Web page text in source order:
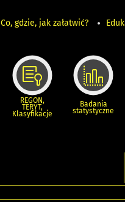
Co, gdzie, jak załatwić?
REGON,
TERYT,
Klasyfikacje
Badania
statystyczne